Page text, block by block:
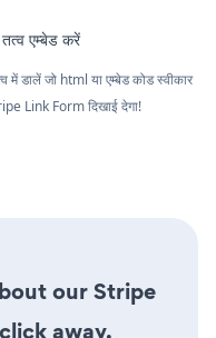
एम्बेड करें
डालें जो html या एम्बेड कोड स्वीकार
Link Form दिखाई देगा!
our Stripe
away.